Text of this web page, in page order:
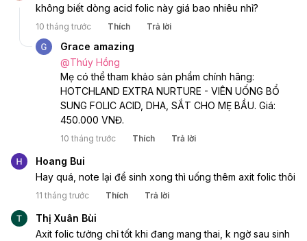
không biết dòng acid folic này giá bao nhiêu nhỉ?
10 tháng trước Thích Trả lời
Grace amazing
@Thúy Hồng
Mẹ có thể tham khảo sản phẩm chính hãng:
HOTCHLAND EXTRA NURTURE - VIÊN UỐNG BỔ
SUNG FOLIC ACID, DHA, SẮT CHO MẸ BẦU. Giá:
450.000 VNĐ.
10 tháng trước Thích Trả lời
Hoang Bui
11 tháng trước Thích Trả lời
Thị Xuân Bùi
Axit folic tưởng chỉ tốt khi đang mang thai, k ngờ sau sinh